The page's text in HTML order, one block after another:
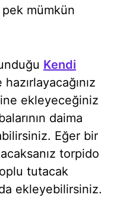
mümkün
Kendi
ekleyeceğiniz
daima
Eğer bir
torpido
tutacak
ekleyebilirsiniz.